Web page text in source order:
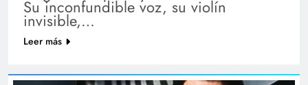
Su inconfundible voz, su violín
invisible,…
Leer más